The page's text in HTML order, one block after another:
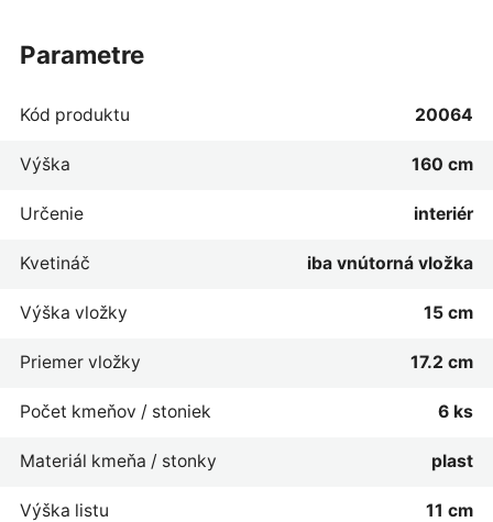
parametre
Kód produktu 20064
Výška 160 cm
Určenie interiér
Kvetináč iba vnútorná vložka
Výška vložky 15 cm
Priemer vložky 17.2 cm
Počet kmeňov / stoniek 6 ks
Materiál kmeňa / stonky plast
Výška listu 11 cm